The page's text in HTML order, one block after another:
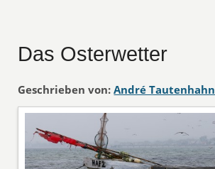
Das Osterwetter
Geschrieben von: André Tautenhahn